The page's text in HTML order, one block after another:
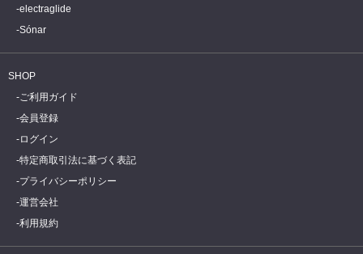
electraglide
Sónar
SHOP
ご利用ガイド
会員登録
ログイン
特定商取引法に基づく表記
プライバシーポリシー
運営会社
利用規約